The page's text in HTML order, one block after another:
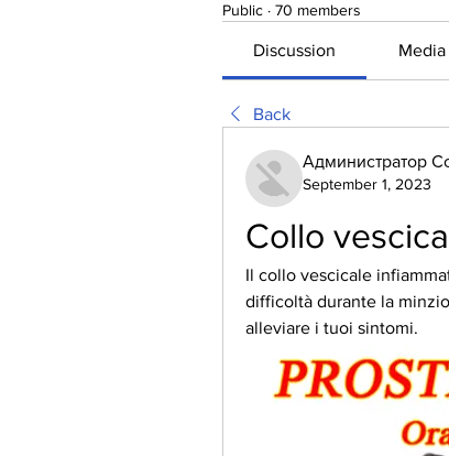
Public · 70 members
Discussion Media
Back
Администратор
September 1, 2023
Collo
Il collo vescicale
difficoltà durante la
alleviare i tuoi sintomi.